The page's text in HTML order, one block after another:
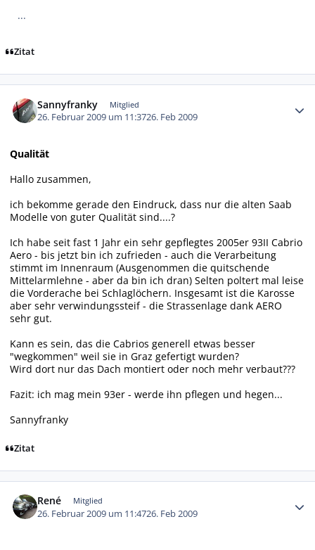
...
Zitat
Sannyfranky Mitglied
26. Februar 2009 um 11:3726. Feb 2009
Qualität
Hallo zusammen,
ich bekomme gerade den Eindruck, dass nur die alten Saab
Modelle von guter Qualität sind....?
Ich habe seit fast 1 Jahr ein sehr gepflegtes 2005er 93II Cabrio
Aero - bis jetzt bin ich zufrieden - auch die Verarbeitung
stimmt im Innenraum (Ausgenommen die quitschende
Mittelarmlehne - aber da bin ich dran) Selten poltert mal leise
die Vorderache bei Schlaglöchern. Insgesamt ist die Karosse
aber sehr verwindungssteif - die Strassenlage dank AERO
sehr gut.
Kann es sein, das die Cabrios generell etwas besser
"wegkommen" weil sie in Graz gefertigt wurden?
Wird dort nur das Dach montiert oder noch mehr verbaut???
Fazit: ich mag mein 93er - werde ihn pflegen und hegen...
Sannyfranky
Zitat
René Mitglied
26. Februar 2009 um 11:4726. Feb 2009